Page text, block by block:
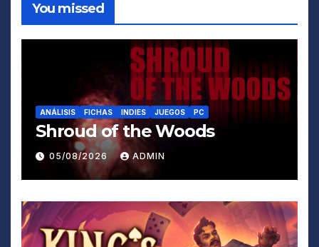
You missed
ANÁLISIS FICHAS INDIES JUEGOS PC
Shroud of the Woods
05/08/2026 ADMIN